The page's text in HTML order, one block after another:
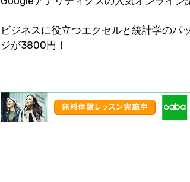
ビジネスに役立つエクセルと統計学のパ
ジが3800円！